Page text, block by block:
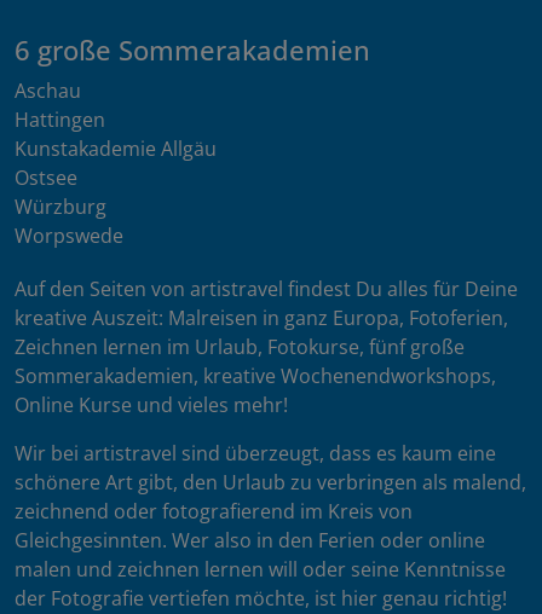
6 große Sommerakademien
Aschau
Hattingen
Kunstakademie Allgäu
Ostsee
Würzburg
Worpswede
Auf den Seiten von artistravel findest Du alles für Deine
kreative Auszeit: Malreisen in ganz Europa, Fotoferien,
Zeichnen lernen im Urlaub, Fotokurse, fünf große
Sommerakademien, kreative Wochenendworkshops,
Online Kurse und vieles mehr!
Wir bei artistravel sind überzeugt, dass es kaum eine
schönere Art gibt, den Urlaub zu verbringen als malend,
zeichnend oder fotografierend im Kreis von
Gleichgesinnten. Wer also in den Ferien oder online
malen und zeichnen lernen will oder seine Kenntnisse
der Fotografie vertiefen möchte, ist hier genau richtig!